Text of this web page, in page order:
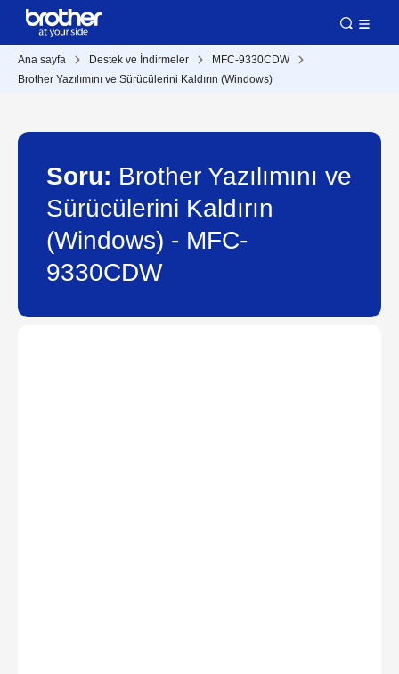
Ana sayfa Destek ve İndirmeler
MFC-9330CDW
Brother Yazılımını ve Sürücülerini Kaldırın (Windows)
Soru: Brother Yazılımını ve
Sürücülerini Kaldırın
(Windows) - MFC-
9330CDW